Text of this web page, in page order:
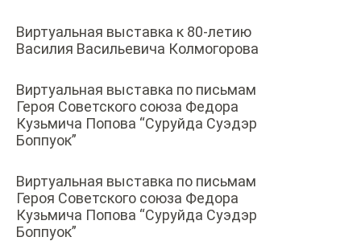
Виртуальная выставка к 80-летию
Василия Васильевича Колмогорова
Виртуальная выставка по письмам
Героя Советского союза Федора
Кузьмича Попова “Суруйда Суэдэр
Боппуок”
Виртуальная выставка по письмам
Героя Советского союза Федора
Кузьмича Попова “Суруйда Суэдэр
Боппуок”